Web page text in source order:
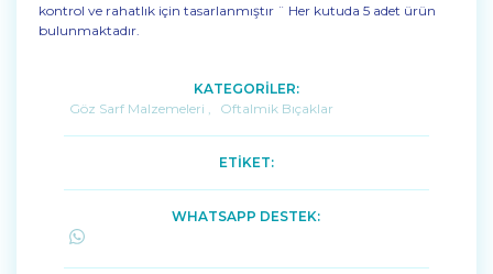
kontrol ve rahatlık için tasarlanmıştır ¨ Her kutuda 5 adet ürün
bulunmaktadır.
KATEGORİLER:
Göz Sarf Malzemeleri
Oftalmik Bıçaklar
ETİKET:
WHATSAPP DESTEK: